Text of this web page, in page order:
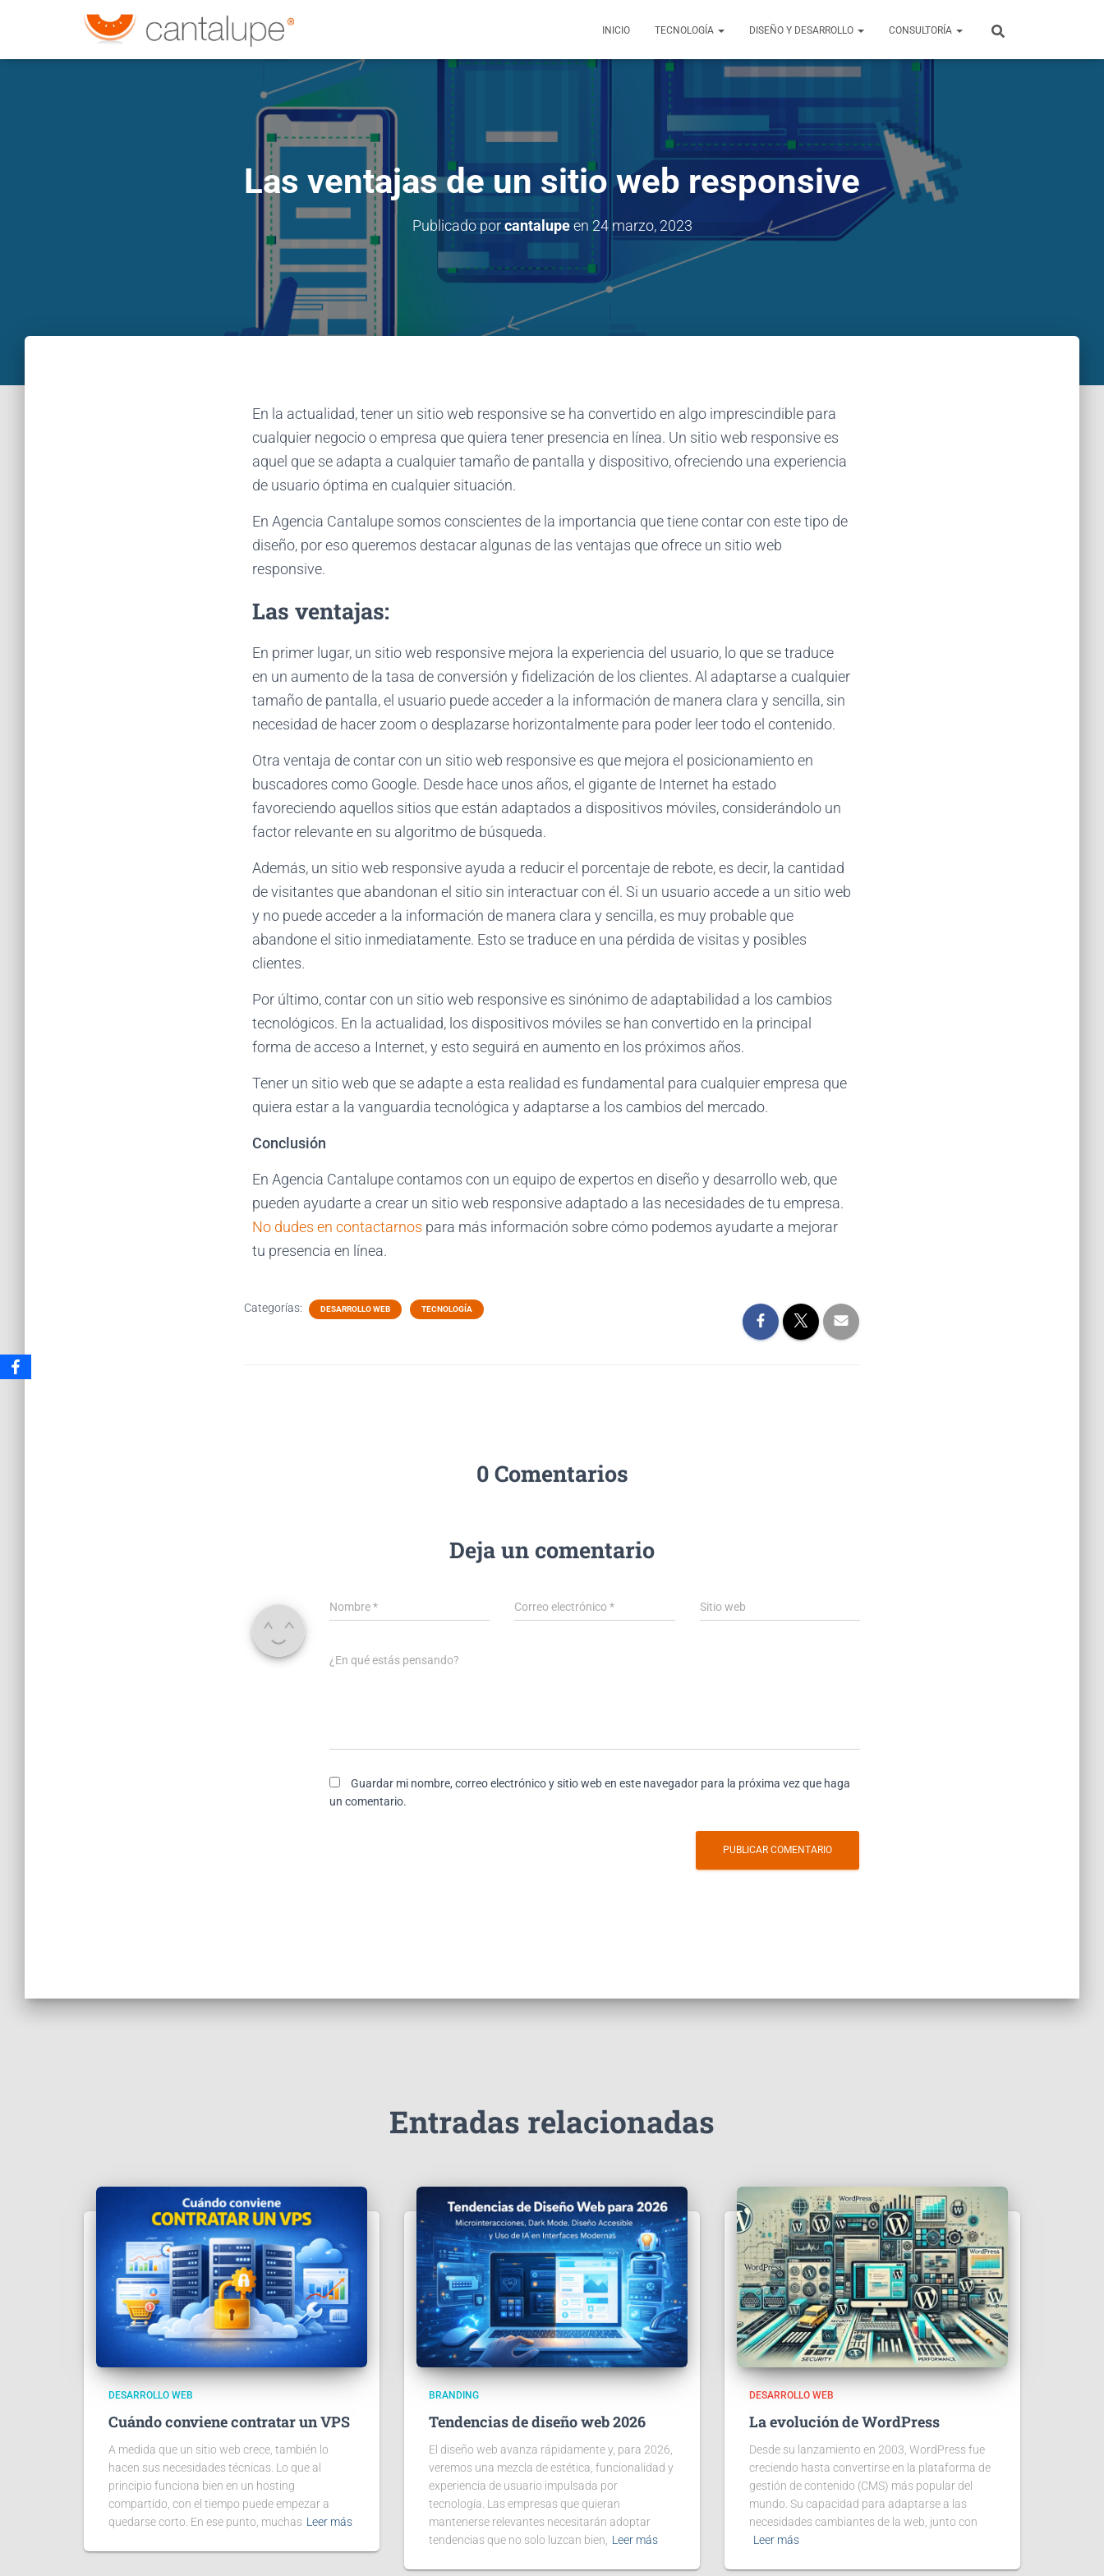
INICIO TECNOLOGÍA DISEÑO Y DESARROLLO CONSULTORÍA
Las ventajas de un sitio web responsive
Publicado porcantalupeen24 marzo, 2023
En la actualidad, tener un sitio web responsive se ha convertido en algo imprescindible para
cualquier negocio o empresa que quiera tener presencia en línea. Un sitio web responsive es
aquel que se adapta a cualquier tamaño de pantalla y dispositivo, ofreciendo una experiencia
de usuario óptima en cualquier situación.
En Agencia Cantalupe somos conscientes de la importancia que tiene contar con este tipo de
diseño, por eso queremos destacar algunas de las ventajas que ofrece un sitio web
responsive.
Las ventajas:
En primer lugar, un sitio web responsive mejora la experiencia del usuario, lo que se traduce
en un aumento de la tasa de conversión y fidelización de los clientes. Al adaptarse a cualquier
tamaño de pantalla, el usuario puede acceder a la información de manera clara y sencilla, sin
necesidad de hacer zoom o desplazarse horizontalmente para poder leer todo el contenido.
Otra ventaja de contar con un sitio web responsive es que mejora el posicionamiento en
buscadores como Google. Desde hace unos años, el gigante de Internet ha estado
favoreciendo aquellos sitios que están adaptados a dispositivos móviles, considerándolo un
factor relevante en su algoritmo de búsqueda.
Además, un sitio web responsive ayuda a reducir el porcentaje de rebote, es decir, la cantidad
de visitantes que abandonan el sitio sin interactuar con él. Si un usuario accede a un sitio web
y no puede acceder a la información de manera clara y sencilla, es muy probable que
abandone el sitio inmediatamente. Esto se traduce en una pérdida de visitas y posibles
clientes.
Por último, contar con un sitio web responsive es sinónimo de adaptabilidad a los cambios
tecnológicos. En la actualidad, los dispositivos móviles se han convertido en la principal
forma de acceso a Internet, y esto seguirá en aumento en los próximos años.
Tener un sitio web que se adapte a esta realidad es fundamental para cualquier empresa que
quiera estar a la vanguardia tecnológica y adaptarse a los cambios del mercado.
Conclusión
En Agencia Cantalupe contamos con un equipo de expertos en diseño y desarrollo web, que
pueden ayudarte a crear un sitio web responsive adaptado a las necesidades de tu empresa.
No dudes en contactarnos para más información sobre cómo podemos ayudarte a mejorar
tu presencia en línea.
Categorías: DESARROLLO WEB TECNOLOGÍA
0 Comentarios
Deja un comentario
Nombre* Correo electrónico* Sitio web
¿En qué estás pensando?
Guardar mi nombre, correo electrónico y sitio web en este navegador para la próxima vez que haga
un comentario.
Entradas relacionadas
DESARROLLO WEB
Cuándo conviene contratar un VPS
A medida que un sitio web crece, también lo
hacen sus necesidades técnicas. Lo que al
principio funciona bien en un hosting
compartido, con el tiempo puede empezar a
quedarse corto. En ese punto, muchas Leer más
BRANDING
Tendencias de diseño web 2026
El diseño web avanza rápidamente y, para 2026,
veremos una mezcla de estética, funcionalidad y
experiencia de usuario impulsada por
tecnología. Las empresas que quieran
mantenerse relevantes necesitarán adoptar
tendencias que no solo luzcan bien,
Leer más
DESARROLLO WEB
La evolución de WordPress
Desde su lanzamiento en 2003, WordPress fue
creciendo hasta convertirse en la plataforma de
gestión de contenido (CMS) más popular del
mundo. Su capacidad para adaptarse a las
necesidades cambiantes de la web, junto con
Leer más